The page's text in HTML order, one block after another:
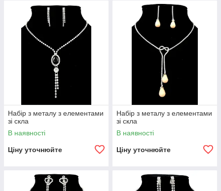
Набір з металу з елементами
зі скла
В наявності
Ціну уточнюйте
Набір з металу з елементами
зі скла
В наявності
Ціну уточнюйте